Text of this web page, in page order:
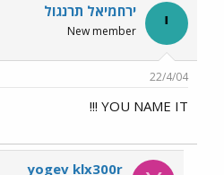
י ירחמיאל תרנגול
New member
22/4/04
YOU NAME IT !!!
yogev klx300r